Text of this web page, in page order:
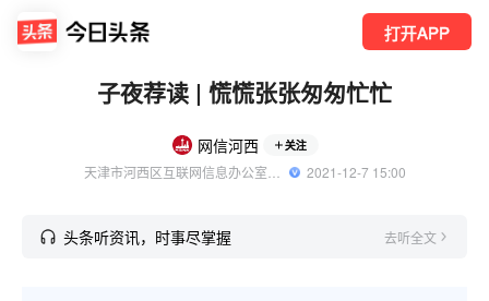
打开APP
子夜荐读 | 慌慌张张匆匆忙忙
网信河西 关注
  2021-12-7 15:00
头条听资讯，时事尽掌握 去听全文